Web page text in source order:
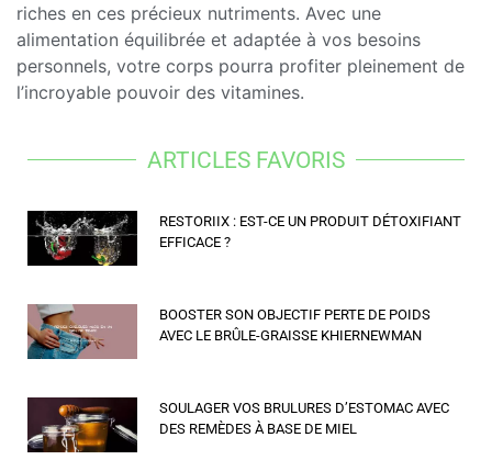
riches en ces précieux nutriments. Avec une
alimentation équilibrée et adaptée à vos besoins
personnels, votre corps pourra profiter pleinement de
l’incroyable pouvoir des vitamines.
ARTICLES FAVORIS
RESTORIIX : EST-CE UN PRODUIT DÉTOXIFIANT
EFFICACE ?
BOOSTER SON OBJECTIF PERTE DE POIDS
AVEC LE BRÛLE-GRAISSE KHIERNEWMAN
SOULAGER VOS BRULURES D’ESTOMAC AVEC
DES REMÈDES À BASE DE MIEL